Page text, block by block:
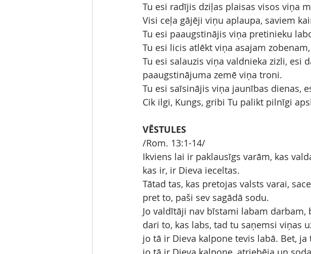
Tu esi radījis dziļas plaisas visos viņa
Visi ceļa gājēji viņu aplaupa, saviem
Tu esi paaugstinājis viņa pretinieku
Tu esi licis atlēkt viņa asajam
Tu esi salauzis viņa valdnieka zizli, esi
paaugstinājuma zemē viņa troni.
Tu esi saīsinājis viņa jaunības dienas,
Cik ilgi, Kungs, gribi Tu palikt pilnīgi
VĒSTULES
/Rom. 13:1-14/
Ikviens lai ir paklausīgs varām, kas
kas ir, ir Dieva ieceltas.
Tātad tas, kas pretojas valsts varai,
pret to, paši sev sagādā sodu.
Jo valdītāji nav bīstami labam
dari to, kas labs, tad tu saņemsi viņas
jo tā ir Dieva kalpone tevis labā. Bet,